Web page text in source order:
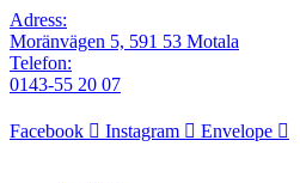
Adress:
Moränvägen 5, 591 53 Motala
Telefon:
0143-55 20 07
Facebook Instagram Envelope